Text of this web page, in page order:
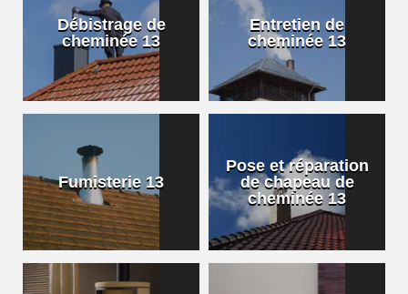
Débistrage de
cheminée 13
Entretien de
cheminée 13
Fumisterie 13
Pose et réparation
de chapeau de
cheminée 13